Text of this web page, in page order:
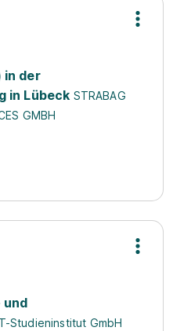
in der
in Lübeck STRABAG
GMBH
und
Studieninstitut GmbH